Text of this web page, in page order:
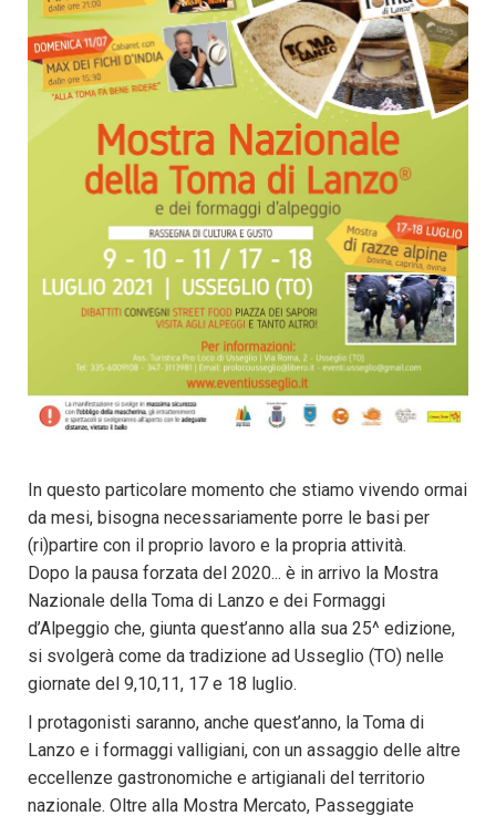
In questo particolare momento che stiamo vivendo ormai
da mesi, bisogna necessariamente porre le basi per
(ri)partire con il proprio lavoro e la propria attività.
Dopo la pausa forzata del 2020... è in arrivo la Mostra
Nazionale della Toma di Lanzo e dei Formaggi
d’Alpeggio che, giunta quest’anno alla sua 25^ edizione,
si svolgerà come da tradizione ad Usseglio (TO) nelle
giornate del 9,10,11, 17 e 18 luglio.
I protagonisti saranno, anche quest’anno, la Toma di
Lanzo e i formaggi valligiani, con un assaggio delle altre
eccellenze gastronomiche e artigianali del territorio
nazionale. Oltre alla Mostra Mercato, Passeggiate